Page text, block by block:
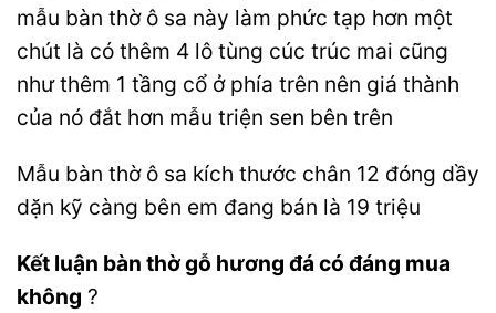
mẫu bàn thờ ô sa này làm phức tạp hơn một
chút là có thêm 4 lô tùng cúc trúc mai cũng
như thêm 1 tầng cổ ở phía trên nên giá thành
của nó đắt hơn mẫu triện sen bên trên
Mẫu bàn thờ ô sa kích thước chân 12 đóng dầy
dặn kỹ càng bên em đang bán là 19 triệu
Kết luận bàn thờ gỗ hương đá có đáng mua
không ?